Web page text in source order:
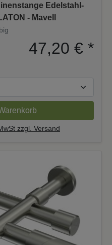
Edelstahl-
- Mavell
47,20 € *
zzgl. Versand